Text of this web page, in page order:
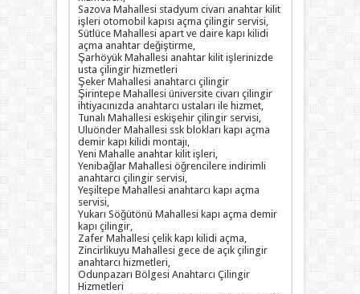
Sazova Mahallesi stadyum civarı anahtar kilit
işleri otomobil kapısı açma çilingir servisi,
Sütlüce Mahallesi apart ve daire kapı kilidi
açma anahtar değiştirme,
Şarhöyük Mahallesi anahtar kilit işlerinizde
usta çilingir hizmetleri
Şeker Mahallesi anahtarcı çilingir
Şirintepe Mahallesi üniversite civarı çilingir
ihtiyacınızda anahtarcı ustaları ile hizmet,
Tunalı Mahallesi eskişehir çilingir servisi,
Uluönder Mahallesi ssk blokları kapı açma
demir kapı kilidi montajı,
Yeni Mahalle anahtar kilit işleri,
Yenibağlar Mahallesi öğrencilere indirimli
anahtarcı çilingir servisi,
Yeşiltepe Mahallesi anahtarcı kapı açma
servisi,
Yukarı Söğütönü Mahallesi kapı açma demir
kapı çilingir,
Zafer Mahallesi çelik kapı kilidi açma,
Zincirlikuyu Mahallesi gece de açık çilingir
anahtarcı hizmetleri,
Odunpazarı Bölgesi Anahtarcı Çilingir
Hizmetleri